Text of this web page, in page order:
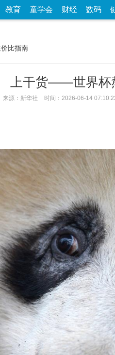
教育 童学会 财经 数码
比指南
上干货——世界杯
来源：新华社 时间：2026-06-14